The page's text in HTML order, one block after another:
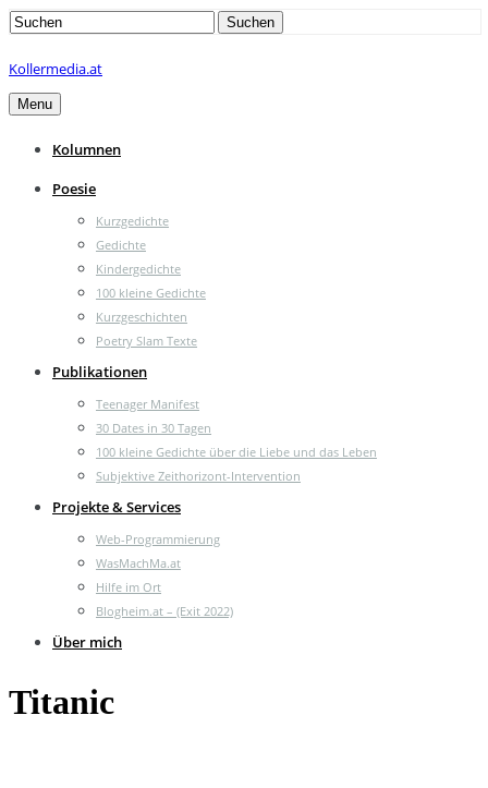
Search
Suchen
Kollermedia.at
Menu
Kolumnen
Poesie
Kurzgedichte
Gedichte
Kindergedichte
100 kleine Gedichte
Kurzgeschichten
Poetry Slam Texte
Publikationen
Teenager Manifest
30 Dates in 30 Tagen
100 kleine Gedichte über die Liebe und das Leben
Subjektive Zeithorizont-Intervention
Projekte & Services
Web-Programmierung
WasMachMa.at
Hilfe im Ort
Blogheim.at – (Exit 2022)
Über mich
Titanic